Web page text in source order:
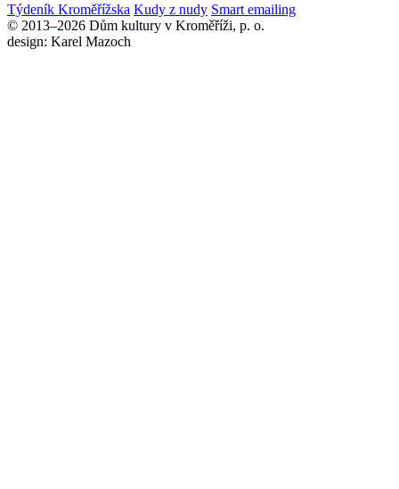
Týdeník Kroměřížska Kudy z nudy Smart emailing
© 2013–2026 Dům kultury v Kroměříži, p. o.
design: Karel Mazoch